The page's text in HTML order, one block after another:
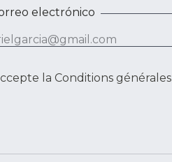
electrónico
la Conditions générales